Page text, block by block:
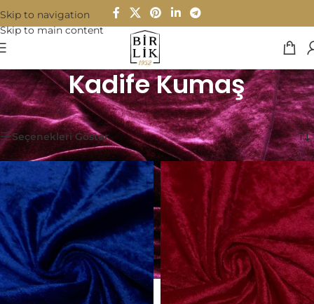
Skip to navigation
Skip to main content
Kadife Kumaş
Ana Sayfa/Kumaşlar/Kadife Kumaş7 sonucun tümü gösteriliyor
Seçenekleri Göster